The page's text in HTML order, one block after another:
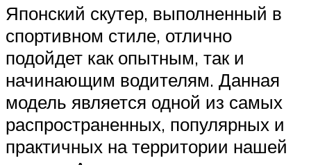
Японский скутер, выполненный в
спортивном стиле, отлично
подойдет как опытным, так и
начинающим водителям. Данная
модель является одной из самых
распространенных, популярных и
практичных на территории нашей